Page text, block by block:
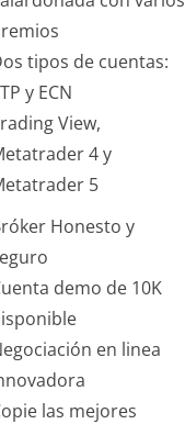
tipos de cuentas:
y ECN
View,
4 y
5
Honesto y
demo de 10K
en linea
las mejores